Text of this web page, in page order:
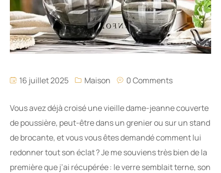
16 juillet 2025 Maison 0 Comments
Vous avez déjà croisé une vieille dame-jeanne couverte
de poussière, peut-être dans un grenier ou sur un stand
de brocante, et vous vous êtes demandé comment lui
redonner tout son éclat ? Je me souviens très bien de la
première que j’ai récupérée : le verre semblait terne, son